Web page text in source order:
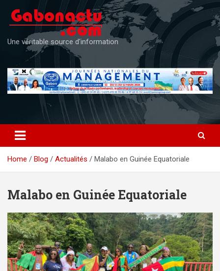
content
Une véritable source d'information
Home Blog Actualités Malabo en Guinée Equatoriale
Malabo en Guinée Equatoriale